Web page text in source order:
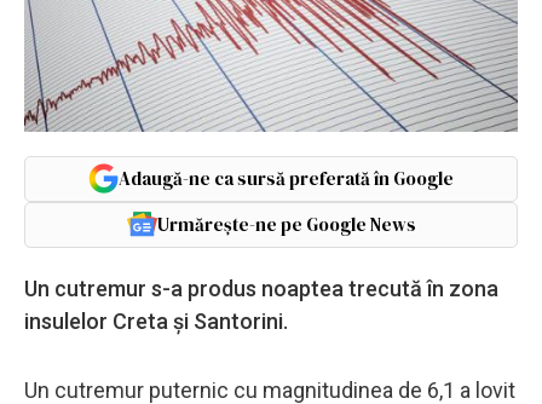
Adaugă-ne ca sursă preferată în Google
Urmărește-ne pe Google News
Un cutremur s-a produs noaptea trecută în zona
insulelor Creta și Santorini.
Un cutremur puternic cu magnitudinea de 6,1 a lovit